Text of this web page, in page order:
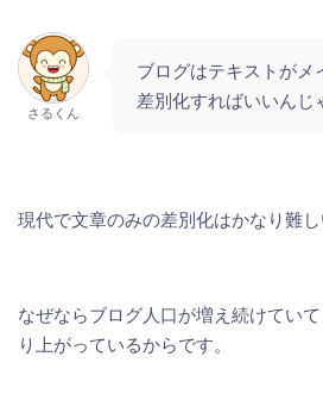
さるくん
ブログはテキストがメ
差別化すればいいんじ
現代で文章のみの差別化はかなり難し
なぜならブログ人口が増え続けてい
り上がっているからです。